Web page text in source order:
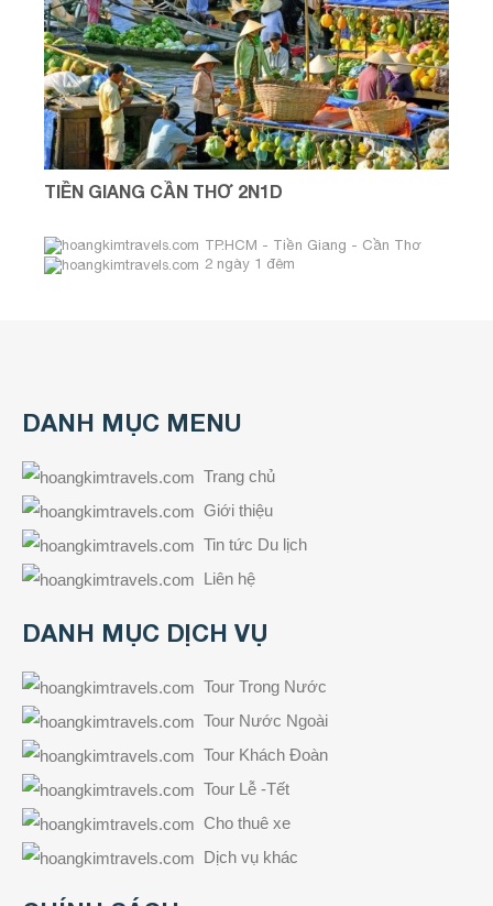
TIỀN GIANG CẦN THƠ 2N1D
TP.HCM - Tiền Giang - Cần Thơ
2 ngày 1 đêm
DANH MỤC MENU
Trang chủ
Giới thiệu
Tin tức Du lịch
Liên hệ
DANH MỤC DỊCH VỤ
Tour Trong Nước
Tour Nước Ngoài
Tour Khách Đoàn
Tour Lễ -Tết
Cho thuê xe
Dịch vụ khác